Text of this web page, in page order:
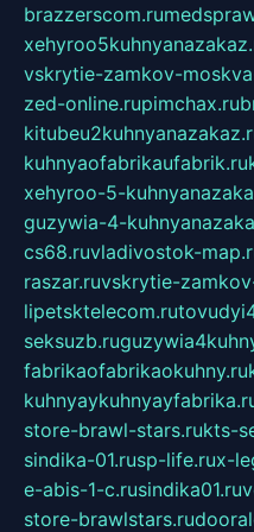
brazzerscom.ru
vskrytie-zamkov-
zed-online.rupimchax.ru
kuhnyaofabrikaufabrik.ru
xehyroo-5-
guzywia-4-
cs68.ruvladivostok-
raszar.ruvskrytie-
lipetsktelecom.ru
seksuzb.ru
fabrikaofabrikaokuhny.ru
store-brawl-stars.rukts-
sindika-01.rusp-life.rux-
e-abis-1-c.rusindika01.ru
store-brawlstars.ru